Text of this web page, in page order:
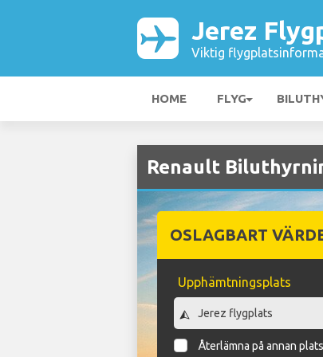
Jerez
Viktig
HOME FLYG
Renault
OSLAGBART
Upphämtningsplats
Återlämna på annan plats